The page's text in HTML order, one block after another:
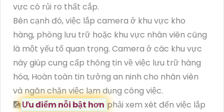
vực có rủi ro thất cắp.
Bên cạnh đó, việc lắp camera ở khu vực kho
hàng, phòng lưu trữ hoặc khu vực nhân viên cũng
là một yếu tố quan trọng. Camera ở các khu vực
này giúp cung cấp thông tin về việc lưu trữ hàng
hóa, Hoàn toàn tin tưởng an ninh cho nhân viên
và ngăn chặn việc lạm dụng công việc.
🎑Ưu điểm nỗi bật hơn phải xem xét đến việc lắp